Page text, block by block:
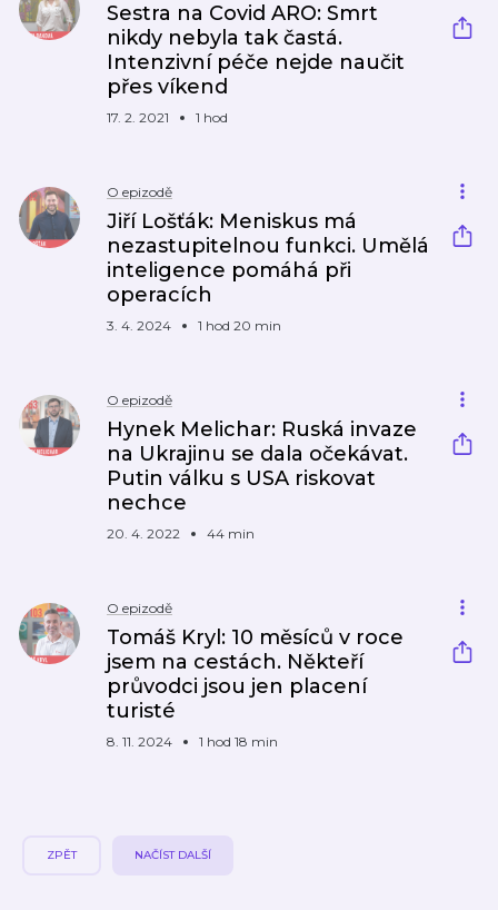
Sestra na Covid ARO: Smrt
nikdy nebyla tak častá.
Intenzivní péče nejde naučit
přes víkend
17. 2. 2021 1 hod
O epizodě
Jiří Lošťák: Meniskus má
nezastupitelnou funkci. Umělá
inteligence pomáhá při
operacích
3. 4. 2024 1 hod 20 min
O epizodě
Hynek Melichar: Ruská invaze
na Ukrajinu se dala očekávat.
Putin válku s USA riskovat
nechce
20. 4. 2022 44 min
O epizodě
Tomáš Kryl: 10 měsíců v roce
jsem na cestách. Někteří
průvodci jsou jen placení
turisté
8. 11. 2024 1 hod 18 min
ZPĚT NAČÍST DALŠÍ